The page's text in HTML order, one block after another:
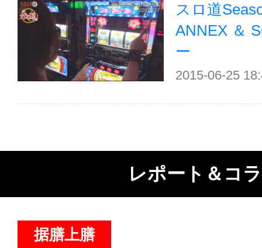
スロ道
ANNEX ＆
ー
2015-06-25
レポート＆コ
据膳上膳